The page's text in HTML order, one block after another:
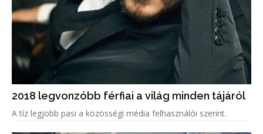
2018 legvonzóbb férfiai a világ minden tájáról
A tíz legjobb pasi a közösségi média felhasználói szerint.